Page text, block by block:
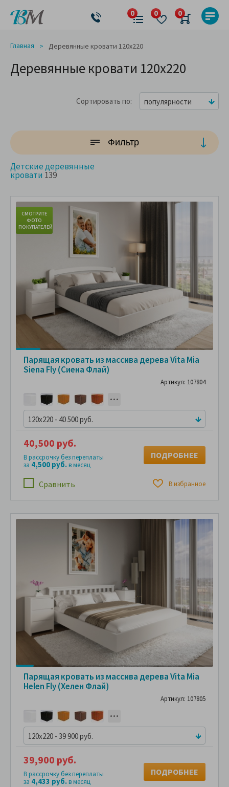
Главная Деревянные кровати 120x220
Деревянные кровати 120x220
Сортировать по популярности
Фильтр
Детские деревянные
кровати 139
СМОТРИТЕ
ФОТО
ПОКУПАТЕЛЕЙ
Парящая кровать из массива дерева Vita Mia
Siena Fly (Сиена Флай)
Артикул: 107804
120x220 - 40 500 руб.
Сравнить В избранное
40,500 руб.
В рассрочку без переплаты
за 4,500 руб.в месяц
ПОДРОБНЕЕ
Парящая кровать из массива дерева Vita Mia
Helen Fly (Хелен Флай)
Артикул: 107805
120x220 - 39 900 руб.
39,900 руб.
В рассрочку без переплаты
за 4,433 руб.в месяц
ПОДРОБНЕЕ